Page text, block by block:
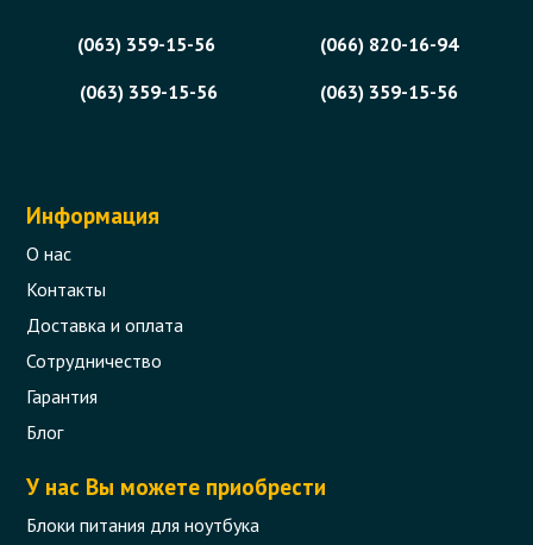
(063) 359-15-56
(066) 820-16-94
(063) 359-15-56
(063) 359-15-56
Информация
О нас
Контакты
Доставка и оплата
Сотрудничество
Гарантия
Блог
У нас Вы можете приобрести
Блоки питания для ноутбука